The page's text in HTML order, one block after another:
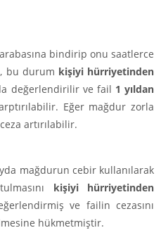
bindirip onu saatlerce
bu durum kişiyi hürriyetinden
değerlendirilir ve fail 1 yıldan
Eğer mağdur zorla
artırılabilir.
mağdurun cebir kullanılarak
kişiyi hürriyetinden
ve failin cezasını
hükmetmiştir.